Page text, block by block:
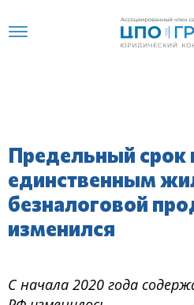
Предельный срок
единственным
безналоговой
изменился
С начала 2020 года